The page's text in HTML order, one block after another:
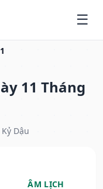
11 Tháng
Dậu
ÂM LỊCH